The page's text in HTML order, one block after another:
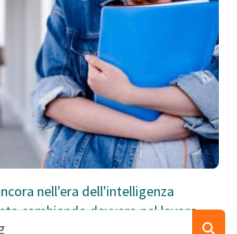
nell'era dell'intelligenza
cambiando davvero nel lavoro